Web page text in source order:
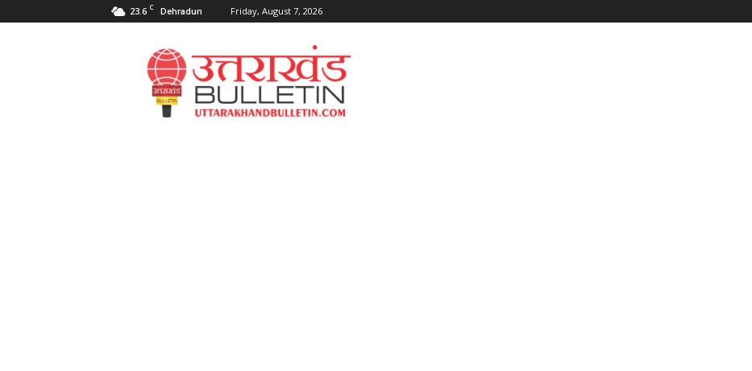
23.6 C Dehradun Friday, August 7, 2026
Uttarakahnd
Bulletin